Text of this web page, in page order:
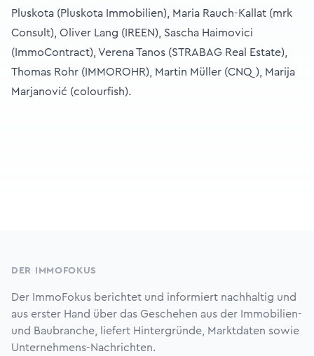
Pluskota (Pluskota Immobilien), Maria Rauch-Kallat (mrk
Consult), Oliver Lang (IREEN), Sascha Haimovici
(ImmoContract), Verena Tanos (STRABAG Real Estate),
Thomas Rohr (IMMOROHR), Martin Müller (CNQ), Marija
Marjanović (colourfish).
DER IMMOFOKUS
Der ImmoFokus berichtet und informiert nachhaltig und
aus erster Hand über das Geschehen aus der Immobilien-
und Baubranche, liefert Hintergründe, Marktdaten sowie
Unternehmens-Nachrichten.